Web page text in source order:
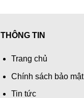
THÔNG TIN
Trang chủ
Chính sách bảo mật
Tin tức